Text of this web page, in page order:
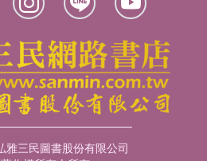
雅三民圖書股份有限公司